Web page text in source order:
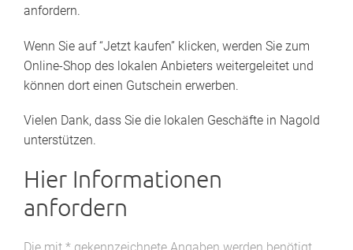
anfordern.
Wenn Sie auf “Jetzt kaufen” klicken, werden Sie zum
Online-Shop des lokalen Anbieters weitergeleitet und
können dort einen Gutschein erwerben.
Vielen Dank, dass Sie die lokalen Geschäfte in Nagold
unterstützen.
Hier Informationen
anfordern